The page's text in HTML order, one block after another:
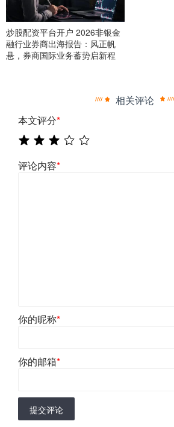
炒股配资平台开户 2026非银金
融行业券商出海报告：风正帆
悬，券商国际业务蓄势启新程
相关评论
本文评分*
评论内容*
你的昵称*
你的邮箱*
提交评论